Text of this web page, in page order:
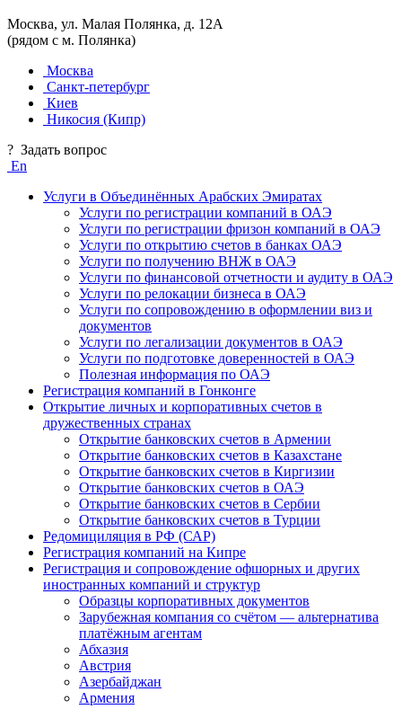
Москва, ул. Малая Полянка, д. 12А
(рядом с м. Полянка)
Москва
Санкт-петербург
Киев
Никосия (Кипр)
? Задать вопрос
En
Услуги в Объединённых Арабских Эмиратах
Услуги по регистрации компаний в ОАЭ
Услуги по регистрации фризон компаний в ОАЭ
Услуги по открытию счетов в банках ОАЭ
Услуги по получению ВНЖ в ОАЭ
Услуги по финансовой отчетности и аудиту в ОАЭ
Услуги по релокации бизнеса в ОАЭ
Услуги по сопровождению в оформлении виз и
документов
Услуги по легализации документов в ОАЭ
Услуги по подготовке доверенностей в ОАЭ
Полезная информация по ОАЭ
Регистрация компаний в Гонконге
Открытие личных и корпоративных счетов в
дружественных странах
Открытие банковских счетов в Армении
Открытие банковских счетов в Казахстане
Открытие банковских счетов в Киргизии
Открытие банковских счетов в ОАЭ
Открытие банковских счетов в Сербии
Открытие банковских счетов в Турции
Редомициляция в РФ (САР)
Регистрация компаний на Кипре
Регистрация и сопровождение офшорных и других
иностранных компаний и структур
Образцы корпоративных документов
Зарубежная компания со счётом — альтернатива
платёжным агентам
Абхазия
Австрия
Азербайджан
Армения